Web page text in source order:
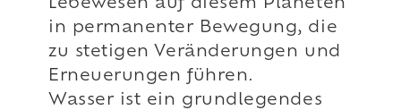
Lebewesen auf diesem Planeten
in permanenter Bewegung, die
zu stetigen Veränderungen und
Erneuerungen führen.
Wasser ist ein grundlegendes